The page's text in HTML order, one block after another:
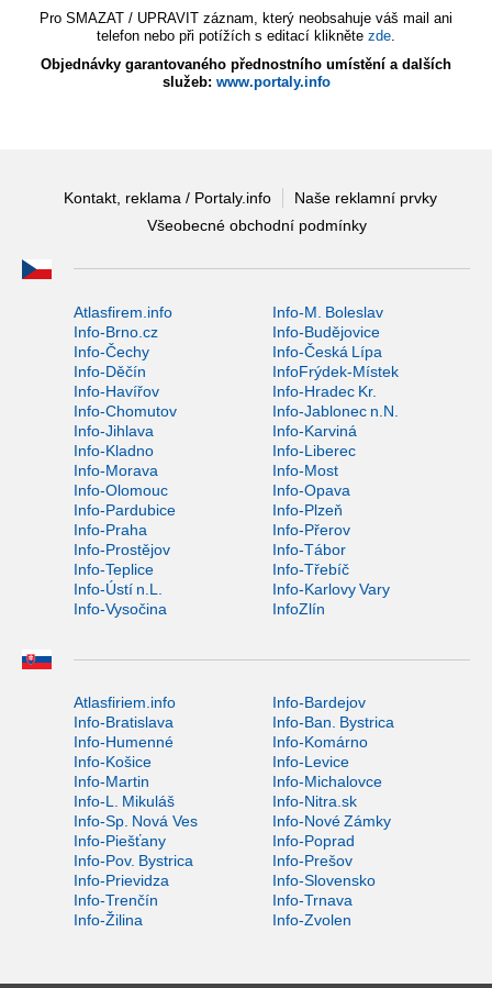
Pro SMAZAT / UPRAVIT záznam, který neobsahuje váš mail ani
telefon nebo při potížích s editací klikněte zde.
Objednávky garantovaného přednostního umístění a dalších
služeb: www.portaly.info
Kontakt, reklama / Portaly.info
Naše reklamní prvky
Všeobecné obchodní podmínky
Atlasfirem.info
Info-M. Boleslav
Info-Brno.cz
Info-Budějovice
Info-Čechy
Info-Česká Lípa
Info-Děčín
InfoFrýdek-Místek
Info-Havířov
Info-Hradec Kr.
Info-Chomutov
Info-Jablonec n.N.
Info-Jihlava
Info-Karviná
Info-Kladno
Info-Liberec
Info-Morava
Info-Most
Info-Olomouc
Info-Opava
Info-Pardubice
Info-Plzeň
Info-Praha
Info-Přerov
Info-Prostějov
Info-Tábor
Info-Teplice
Info-Třebíč
Info-Ústí n.L.
Info-Karlovy Vary
Info-Vysočina
InfoZlín
Atlasfiriem.info
Info-Bardejov
Info-Bratislava
Info-Ban. Bystrica
Info-Humenné
Info-Komárno
Info-Košice
Info-Levice
Info-Martin
Info-Michalovce
Info-L. Mikuláš
Info-Nitra.sk
Info-Sp. Nová Ves
Info-Nové Zámky
Info-Piešťany
Info-Poprad
Info-Pov. Bystrica
Info-Prešov
Info-Prievidza
Info-Slovensko
Info-Trenčín
Info-Trnava
Info-Žilina
Info-Zvolen